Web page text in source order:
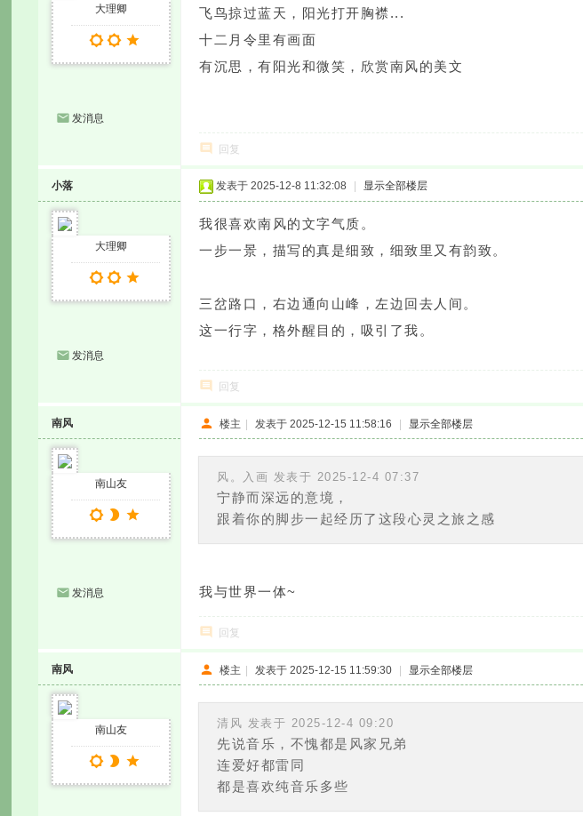
大理卿
发消息
飞鸟掠过蓝天，阳光打开胸襟...
十二月令里有画面
有沉思，有阳光和微笑，欣赏南风的美文
回复
小落
大理卿
发消息
发表于 2025-12-8 11:32:08 显示全部楼层
我很喜欢南风的文字气质。
一步一景，描写的真是细致，细致里又有韵致。
三岔路口，右边通向山峰，左边回去人间。
这一行字，格外醒目的，吸引了我。
回复
南风
南山友
发消息
楼主 | 发表于 2025-12-15 11:58:16 | 显示全部楼层
风。入画 发表于 2025-12-4 07:37
宁静而深远的意境，
跟着你的脚步一起经历了这段心灵之旅之感
我与世界一体~
回复
南风
南山友
楼主 | 发表于 2025-12-15 11:59:30 | 显示全部楼层
清风 发表于 2025-12-4 09:20
先说音乐，不愧都是风家兄弟
连爱好都雷同
都是喜欢纯音乐多些